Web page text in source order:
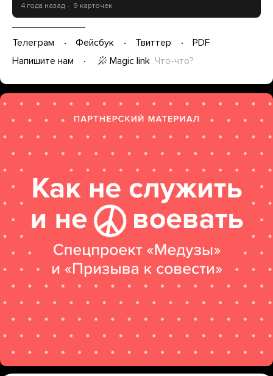
4 года назад 9 карточек
Телеграм Фейсбук Твиттер
PDF
Напишите нам
Magic link Что-что?